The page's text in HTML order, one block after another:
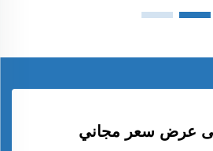
عرض سعر مجاني